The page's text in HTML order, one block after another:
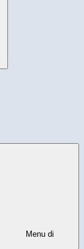
Menu di